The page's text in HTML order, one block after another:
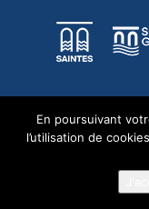
© 2026 - Tous droits
En poursuivant
l’utilisation de